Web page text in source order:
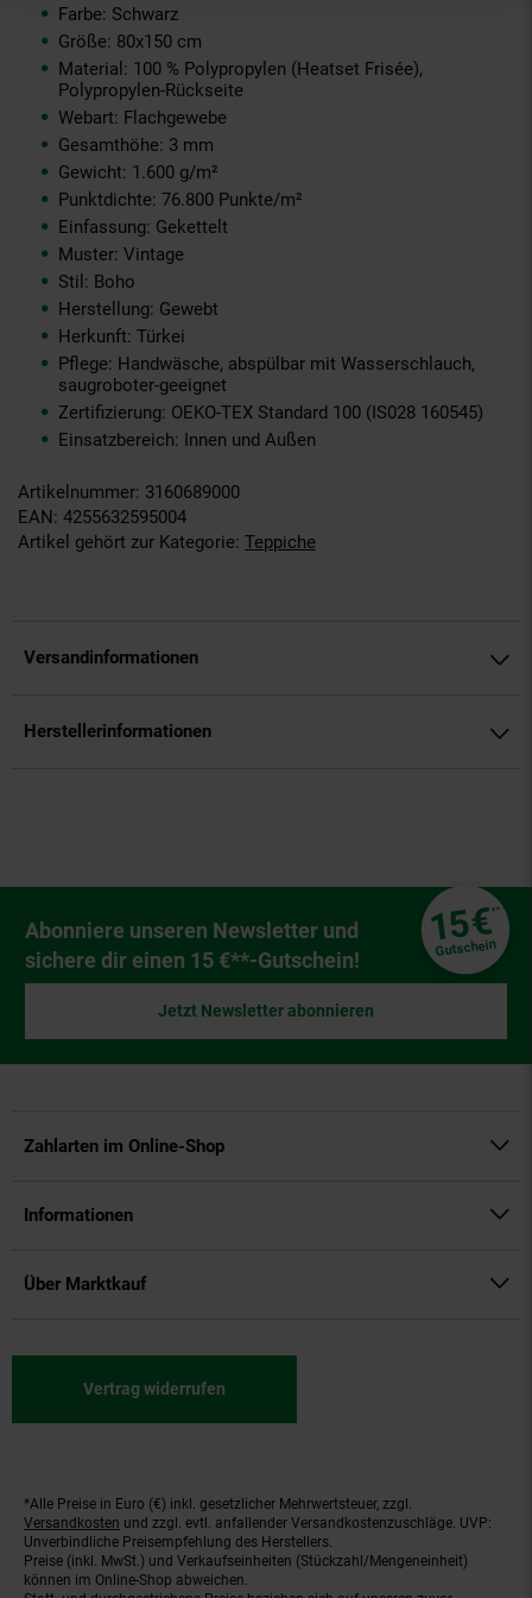
Farbe: Schwarz
Größe: 80x150 cm
Material: 100 % Polypropylen (Heatset Frisée),
Polypropylen-Rückseite
Webart: Flachgewebe
Gesamthöhe: 3 mm
Gewicht: 1.600 g/m²
Punktdichte: 76.800 Punkte/m²
Einfassung: Gekettelt
Muster: Vintage
Stil: Boho
Herstellung: Gewebt
Herkunft: Türkei
Pflege: Handwäsche, abspülbar mit Wasserschlauch,
saugroboter-geeignet
Zertifizierung: OEKO-TEX Standard 100 (IS028 160545)
Einsatzbereich: Innen und Außen
Artikelnummer: 3160689000
EAN: 4255632595004
Artikel gehört zur Kategorie: Teppiche
Versandinformationen
Herstellerinformationen
Newsletter Anmeldung
Abonniere unseren Newsletter und
sichere dir einen 15 €**-Gutschein!
15€**
Gutschein
Jetzt Newsletter abonnieren
Zahlarten im Online-Shop
Informationen
Über Marktkauf
Vertrag widerrufen
Fußnoten
*Alle Preise in Euro (€) inkl. gesetzlicher Mehrwertsteuer, zzgl.
Versandkosten und zzgl. evtl. anfallender Versandkostenzuschläge. UVP:
Unverbindliche Preisempfehlung des Herstellers.
Preise (inkl. MwSt.) und Verkaufseinheiten (Stückzahl/Mengeneinheit)
können im Online-Shop abweichen.